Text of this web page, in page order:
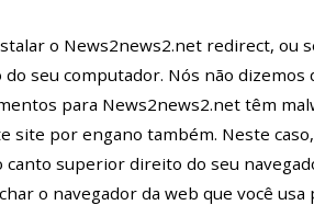
o News2news2.net redirect, ou
seu computador. Nós não dizemos
para News2news2.net têm
site por engano também. Neste
superior direito do seu
o navegador da web que você usa